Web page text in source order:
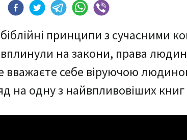
принципи з сучасними
вплинули на закони, права
вважаєте себе віруючою
на одну з найвпливовіших книг